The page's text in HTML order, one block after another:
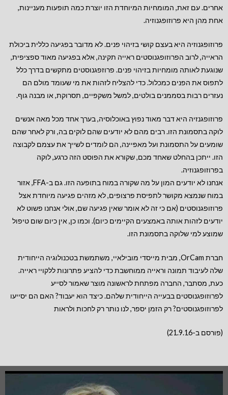
אחרים. עם זאת, המומחיות המיוחדת הזו יוצרת כמה תופעות מעניינות,
אחת מהן היא פרוזופגנוזיה.
פרוזופגנוזיה היא בעצם קושי בזיהוי פנים. לא מדובר בפגיעה כללית ביכולת
הראייה, לרוב הפרוזופגנוסטים ראייה תקינה, אלא בפגיעה מאוד ספציפית,
שנוגעת לאותה מומחיות בזיהוי פנים. פרוזפגנוסטים מתקשים בדרך כלל
לתפוס את הפנים כמכלול. כדי להצליח לזהות את מי שעומד מולם הם
נעזרים רבות בסממנים בולטים, למשל משקפיים, תסרוקת, או מבנה גוף.
פרוזופגנזיה היא דבר מאוד נפוץ באוכלוסיה, בערך אחד מכל מאה אנשים
לוקה בתסמונת הזו. רבים מהם לא יודעים שהם לוקים בה, ורק לאחר שהם
שומעים על התסמונת ועל מאפיינה, הם לומדים לשייך את עצמם לקבוצה
הזו. ייתכן בהחלט שאחד מכם, שקורא את הפוסט הזה כרגע, לוקה
בפרוזופגנוזיה.
אנחנו לא יודעים המון על מה שקורה במוח בתופעה הזו. גם ב-FFA, אזור
במוח שנמצא מקושר לתפיסת פרצופים, לא מזהים פגיעה מיוחדת אצל
פרוזופגנוסטים (אם כי זה לא אומר שאין פגיעה שם, אולי אנחנו פשוט לא
יודעים לזהות אותה באמצעים הקיימים כיום). וכמו כן, אין כיום שום טיפול
שמוצע למי שלוקה בתסמונת הזו.
חברת OrCam, מבית מייסדי מובילאיי, משתמשת בטכנולוגיה הייחודית
שלה לעיבוד תמונה וראייה ממוחשבת כדי להציע פתרונות ללקויי ראייה.
כעת, מסתבר, החברה מפתחת לראשונה מוצר שאמור לסייע
לפרוזופגנוסטים בבעייה הייחודית שלהם. כיצד הוא יעבוד? האם הם יסייעו
לפרוזופגנוסטים? רק הזמן יספר, לנו נותר רק לחכות ולראות
(פורסם ב-21.9.16)